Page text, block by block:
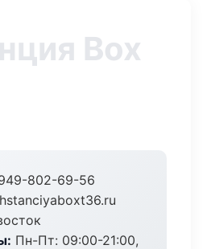
Box
802-69-56
Пн-Пт: 09:00-21:00,